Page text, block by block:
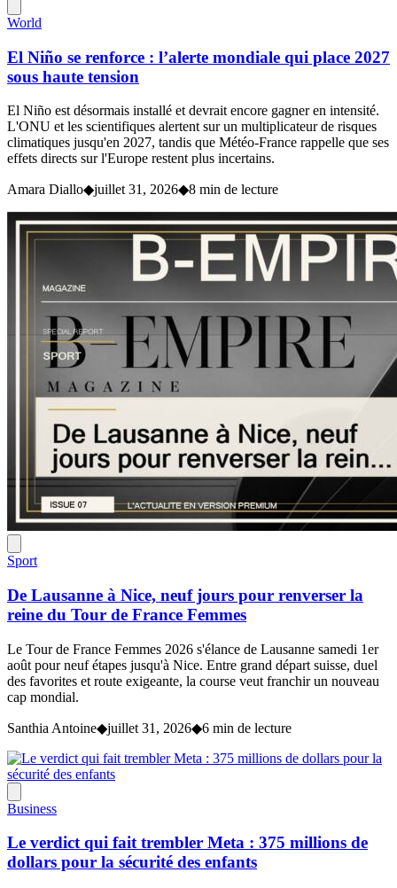
World
El Niño se renforce : l’alerte mondiale qui place 2027
sous haute tension
El Niño est désormais installé et devrait encore gagner en intensité.
L'ONU et les scientifiques alertent sur un multiplicateur de risques
climatiques jusqu'en 2027, tandis que Météo-France rappelle que ses
effets directs sur l'Europe restent plus incertains.
Amara Diallo◆juillet 31, 2026◆8 min de lecture
Sport
De Lausanne à Nice, neuf jours pour renverser la
reine du Tour de France Femmes
Le Tour de France Femmes 2026 s'élance de Lausanne samedi 1er
août pour neuf étapes jusqu'à Nice. Entre grand départ suisse, duel
des favorites et route exigeante, la course veut franchir un nouveau
cap mondial.
Santhia Antoine◆juillet 31, 2026◆6 min de lecture
Business
Le verdict qui fait trembler Meta : 375 millions de
dollars pour la sécurité des enfants